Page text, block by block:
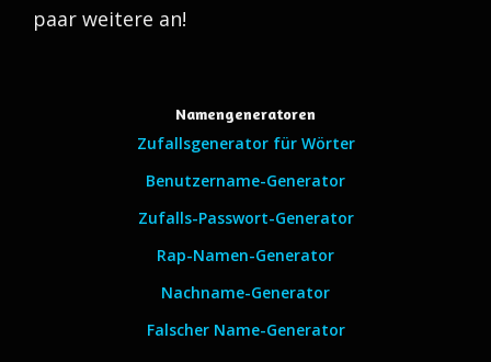
paar weitere an!
Namengeneratoren
Zufallsgenerator für Wörter
Benutzername-Generator
Zufalls-Passwort-Generator
Rap-Namen-Generator
Nachname-Generator
Falscher Name-Generator